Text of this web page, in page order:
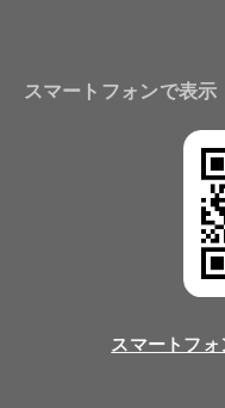
スマートフォンで表示
スマートフ